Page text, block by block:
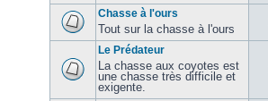
Chasse à l'ours
Tout sur la chasse à l'ours
Le Prédateur
La chasse aux coyotes est
une chasse très difficile et
exigente.